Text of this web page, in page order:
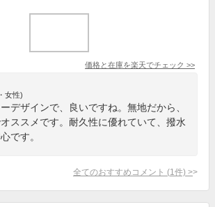
価格と在庫を楽天でチェック >>
女性)
デザインで、良いですね。無地だから、
ススメです。耐久性に優れていて、撥水
です。
全てのおすすめコメント (1 件) >